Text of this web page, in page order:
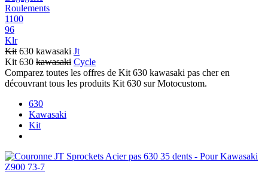
Roulements
1100
96
Klr
Kit 630 kawasaki Jt
Kit 630 kawasaki Cycle
Comparez toutes les offres de Kit 630 kawasaki pas cher en
découvrant tous les produits Kit 630 sur Motocustom.
630
Kawasaki
Kit